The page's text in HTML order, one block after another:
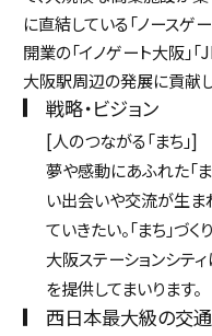
に直結している「ノースゲ
開業の「イノゲート大阪」
大阪駅周辺の発展に貢献し
戦略・ビジョン
[人のつながる「まち」]
夢や感動にあふれた「ま
い出会いや交流が生ま
ていきたい。「まち」づ
大阪ステーションシテ
を提供してまいります。
西日本最大級の交